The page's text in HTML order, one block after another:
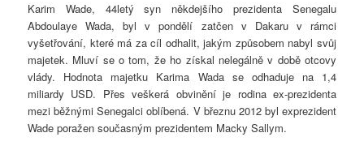
Karim Wade, 44letý syn někdejšího prezidenta Senegalu
Abdoulaye Wada, byl v pondělí zatčen v Dakaru v rámci
vyšetřování, které má za cíl odhalit, jakým způsobem nabyl svůj
majetek. Mluví se o tom, že ho získal nelegálně v době otcovy
vlády. Hodnota majetku Karima Wada se odhaduje na 1,4
miliardy USD. Přes veškerá obvinění je rodina ex-prezidenta
mezi běžnými Senegalci oblíbená. V březnu 2012 byl exprezident
Wade poražen současným prezidentem Macky Sallym.